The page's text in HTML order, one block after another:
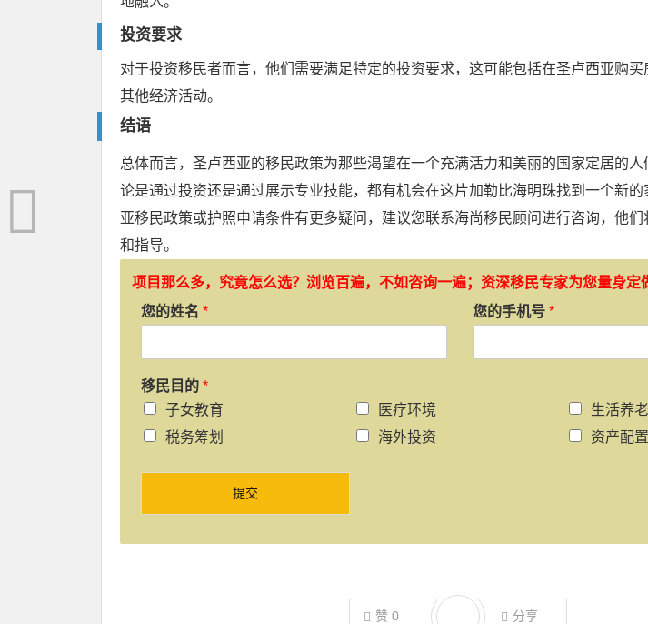
投资要求
对于投资移民者而言，他们需要满足特定的投资要求，这可能包括在圣卢西亚购
其他经济活动。
结语
总体而言，圣卢西亚的移民政策为那些渴望在一个充满活力和美丽的国家定居的
论是通过投资还是通过展示专业技能，都有机会在这片加勒比海明珠找到一个新
亚移民政策或护照申请条件有更多疑问，建议您联系海尚移民顾问进行咨询，他
和指导。
项目那么多，究竟怎么选？浏览百遍，不如咨询一遍；资深移民专家为您量身定
您的姓名 * 您的手机号 *
移民目的 *
子女教育
医疗环境
生活养老
税务筹划
海外投资 资产配置
提交
赞0 分享